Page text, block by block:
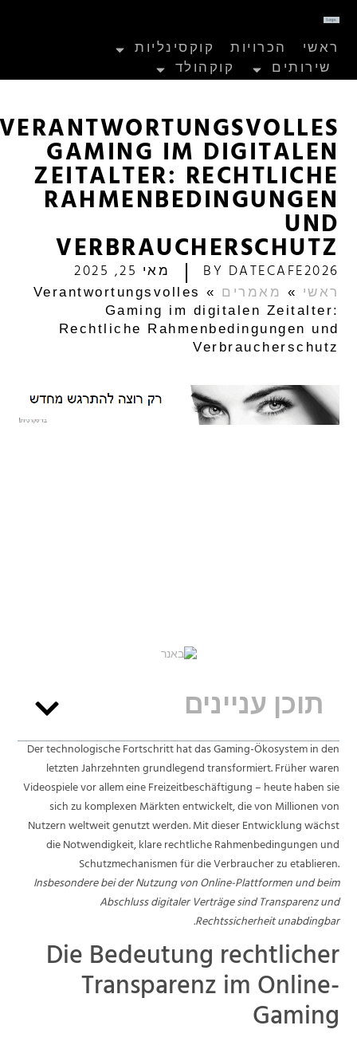
ראשי הכרויות קוקסינליות
שירותים קוקהולד
VERANTWORTUNGSVOLLES
GAMING IM DIGITALEN
ZEITALTER: RECHTLICHE
RAHMENBEDINGUNGEN
UND
VERBRAUCHERSCHUTZ
BY DATECAFE2026 מאי 25, 2025
ראשי » מאמרים»
Verantwortungsvolles
Gaming im digitalen Zeitalter:
Rechtliche Rahmenbedingungen und
Verbraucherschutz
תוכן עניינים
Der technologische Fortschritt hat das Gaming-Ökosystem in den
letzten Jahrzehnten grundlegend transformiert. Früher waren
Videospiele vor allem eine Freizeitbeschäftigung – heute haben sie
sich zu komplexen Märkten entwickelt, die von Millionen von
Nutzern weltweit genutzt werden. Mit dieser Entwicklung wächst
die Notwendigkeit, klare rechtliche Rahmenbedingungen und
Schutzmechanismen für die Verbraucher zu etablieren.
Insbesondere bei der Nutzung von Online-Plattformen und beim
Abschluss digitaler Verträge sind Transparenz und
Rechtssicherheit unabdingbar.
Die Bedeutung rechtlicher
Transparenz im Online-
Gaming